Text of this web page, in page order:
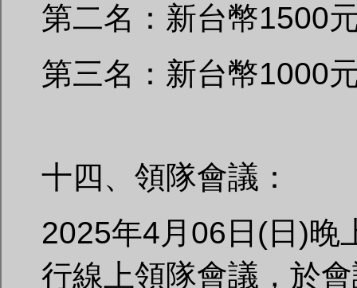
第二名：新台幣1500
第三名：新台幣1000
十四、領隊會議：
2025年4月06日(日)晚
行線上領隊會議，於